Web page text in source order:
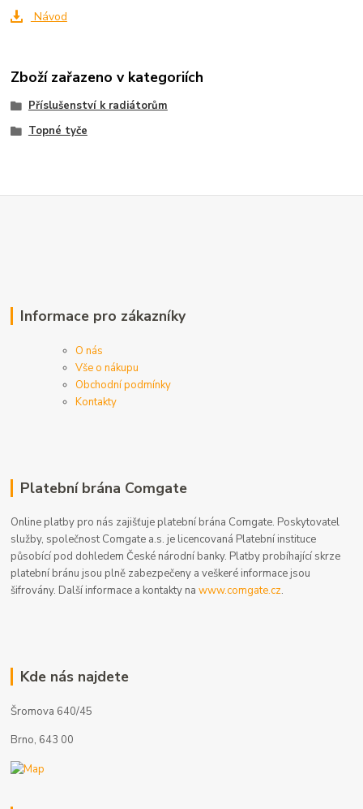
Návod
Zboží zařazeno v kategoriích
Příslušenství k radiátorům
Topné tyče
Informace pro zákazníky
O nás
Vše o nákupu
Obchodní podmínky
Kontakty
Platební brána Comgate
Online platby pro nás zajišťuje platební brána Comgate. Poskytovatel
služby, společnost Comgate a.s. je licencovaná Platební instituce
působící pod dohledem České národní banky. Platby probíhající skrze
platební bránu jsou plně zabezpečeny a veškeré informace jsou
šifrovány. Další informace a kontakty nawww.comgate.cz.
Kde nás najdete
Šromova 640/45
Brno, 643 00